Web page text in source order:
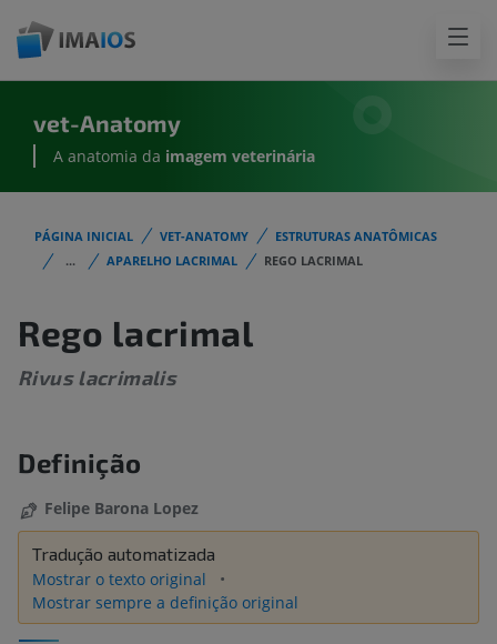
vet-Anatomy
A anatomia da imagem veterinária
PÁGINA INICIAL VET-ANATOMY
ESTRUTURAS ANATÔMICAS
...
APARELHO LACRIMAL REGO LACRIMAL
Rego lacrimal
Rivus lacrimalis
Definição
Felipe Barona Lopez
Tradução automatizada
Mostrar o texto original
Mostrar sempre a definição original